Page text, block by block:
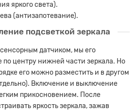
яркого света).
(антизапотевание).
подсветкой зеркала
датчиком, мы его
по центру нижней части зеркала. Но
его можно разместить и в другом
Включение и выключение
прикосновением. После
яркость зеркала, зажав